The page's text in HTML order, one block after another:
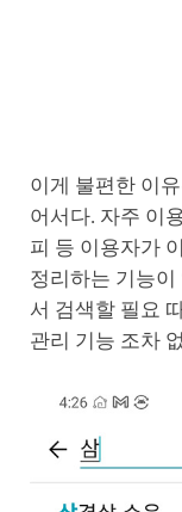
이게 불편한 이
어서다. 자주 이
피 등 이용자가
정리하는 기능이
서 검색할 필요
관리 기능 조차